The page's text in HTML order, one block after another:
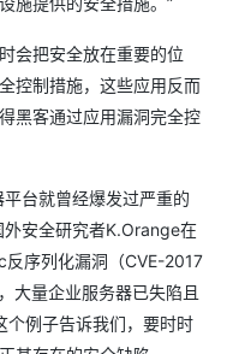
会把安全放在重要的位
控制措施，这些应用反而
黑客通过应用漏洞完全控
台就曾经爆发过严重的
安全研究者K.Orange在
序列化漏洞（CVE-2017
大量企业服务器已失陷且
例子告诉我们，要时时